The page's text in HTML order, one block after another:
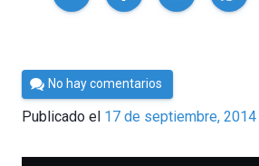
Por
César
Tomé
No hay comentarios
Publicado el 17 de septiembre, 2014